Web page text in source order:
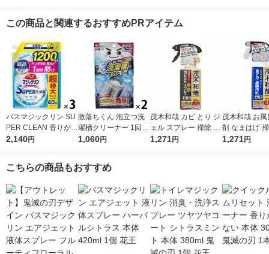
この商品と関連するおすすめPRアイテム
バスマジックリン SU
PER CLEAN 香りが残
らない 詰め替え 超特
2,140円
激落ちくん 泡立つ洗
濯槽クリーナー 1回分
120g 1セット（2個）
1,060円
茂木和哉 カビ とり ジ
ェル スプレー 掃除 32
0ml レック
1,271円
茂木和哉 お
剤 なまはげ
ml 1個 レック
1,271円
こちらの商品もおすすめ